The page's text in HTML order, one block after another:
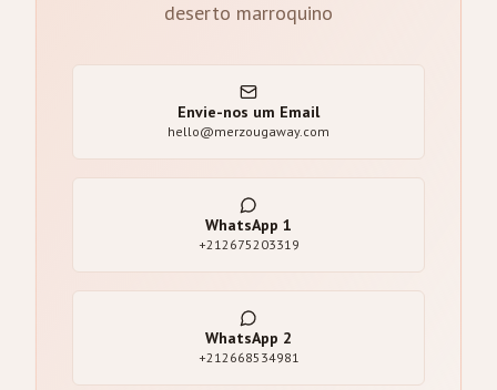
deserto marroquino
Envie-nos um Email
hello@merzougaway.com
WhatsApp 1
+212675203319
WhatsApp 2
+212668534981